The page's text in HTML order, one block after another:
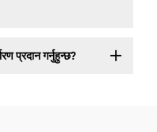
प्रदान गर्नुहुन्छ?